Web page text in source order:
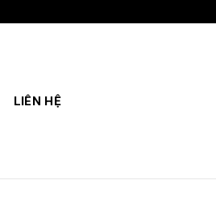
LIÊN HỆ